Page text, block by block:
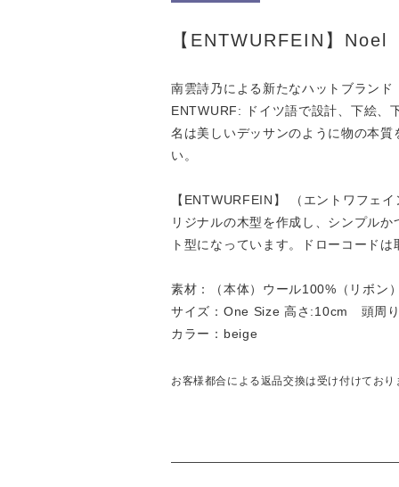
【ENTWURFEIN】Noel
南雲詩乃による新たなハットブラン
ENTWURF: ドイツ語で設計、下絵、
名は美しいデッサンのように物の本
い。
【ENTWURFEIN】 （エントワフェ
リジナルの木型を作成し、シンプル
ト型になっています。ドローコード
素材：（本体）ウール100%（リボン
サイズ：One Size 高さ:10cm 頭周
カラー：beige
お客様都合による返品交換は受け付けてお